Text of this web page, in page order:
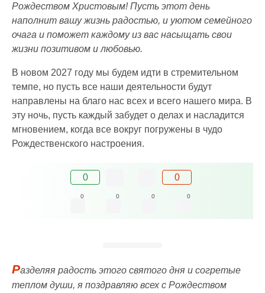
Рождеством Христовым! Пусть этот день
наполнит вашу жизнь радостью, и уютом семейного
очага и поможет каждому из вас насыщать свои
жизни позитивом и любовью.
В новом 2027 году мы будем идти в стремительном
темпе, но пусть все наши деятельности будут
направлены на благо нас всех и всего нашего мира. В
эту ночь, пусть каждый забудет о делах и насладится
мгновением, когда все вокруг погружены в чудо
Рождественского настроения.
0 0
0 0 0 0
Разделяя радость этого святого дня и согретые
теплом души, я поздравляю всех с Рождеством